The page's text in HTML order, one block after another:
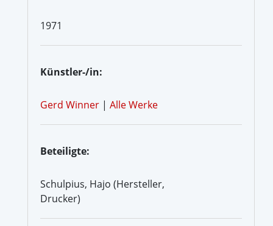
1971
Künstler-/in:
Gerd Winner | Alle Werke
Beteiligte:
Schulpius, Hajo (Hersteller,
Drucker)